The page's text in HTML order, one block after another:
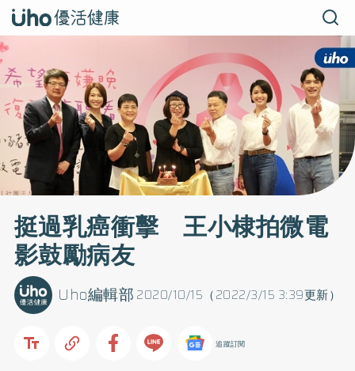
挺過乳癌衝擊 王小棣拍微電
影鼓勵病友
2020/10/15（2022/3/15 3:39更新）
Uho編輯部
追蹤訂閱